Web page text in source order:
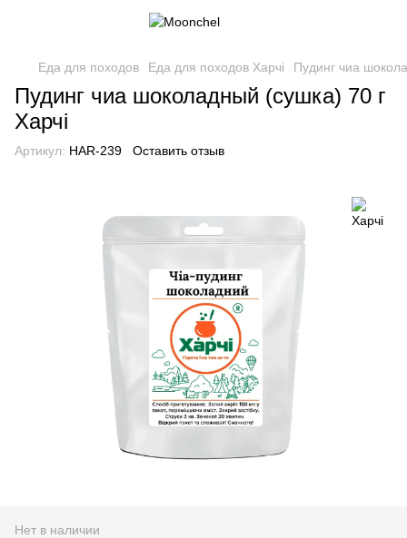
Еда для походов Еда для походов Харчі Пудинг чиа
Пудинг чиа шоколадный (сушка) 70 г
Харчі
Артикул: HAR-239 Оставить отзыв
Нет в наличии